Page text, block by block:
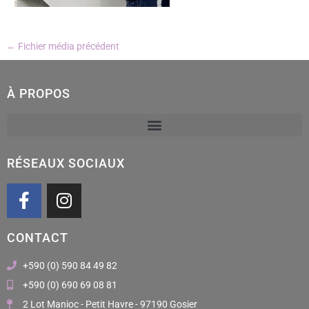
← Fichier média précédent
À PROPOS
RÉSEAUX SOCIAUX
F
a
e
b
o
o
I
n
t
a
g
r
CONTACT
+590 (0) 590 84 49 82
+590 (0) 690 69 08 81
2 Lot Manioc - Petit Havre - 97190 Gosier